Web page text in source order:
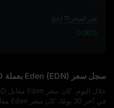
--
تغير السعر (7 أيام)
0.00%
سجل سعر Eden (EDN) بعملة USD
خلال اليوم، كان سعر Eden مقابل USD هو
في آخر 30 يومًا، كان سعر Eden مقابل USD هو